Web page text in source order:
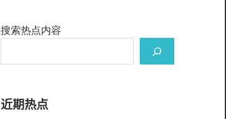
搜索热点内容
近期热点